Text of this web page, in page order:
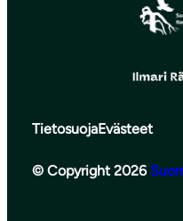
TietosuojaEvästeet
© Copyright 2026